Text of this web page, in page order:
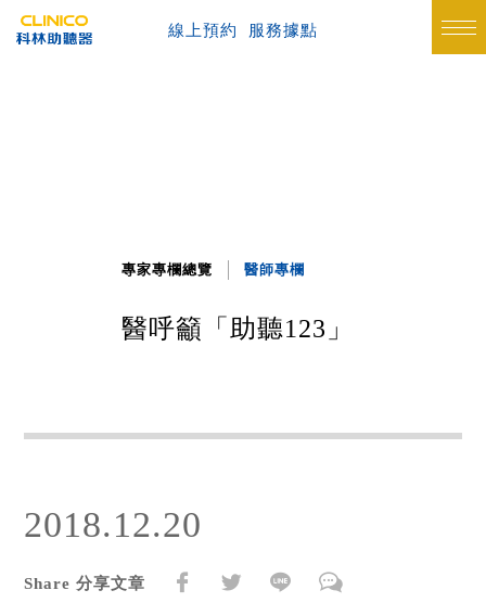
線上預約 服務據點
專家專欄總覽 醫師專欄
醫呼籲「助聽123」
2018.12.20
Share 分享文章